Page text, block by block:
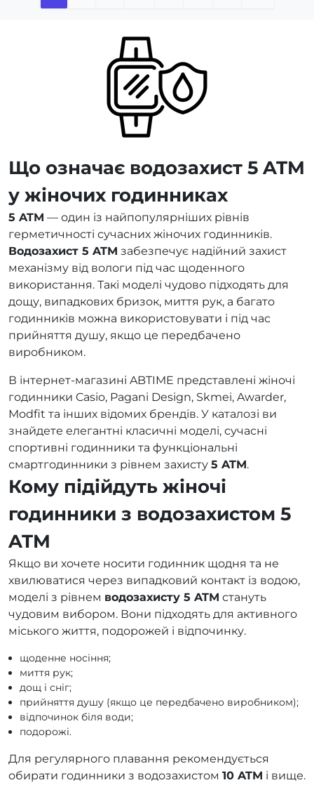
Що означає водозахист 5 ATM
у жіночих годинниках
5 ATM — один із найпопулярніших рівнів
герметичності сучасних жіночих годинників.
Водозахист 5 ATM забезпечує надійний захист
механізму від вологи під час щоденного
використання. Такі моделі чудово підходять для
дощу, випадкових бризок, миття рук, а багато
годинників можна використовувати і під час
прийняття душу, якщо це передбачено
виробником.
В інтернет-магазині ABTIME представлені жіночі
годинники Casio, Pagani Design, Skmei, Awarder,
Modfit та інших відомих брендів. У каталозі ви
знайдете елегантні класичні моделі, сучасні
спортивні годинники та функціональні
смартгодинники з рівнем захисту 5 ATM.
Кому підійдуть жіночі
годинники з водозахистом 5
ATM
Якщо ви хочете носити годинник щодня та не
хвилюватися через випадковий контакт із водою,
моделі з рівнем водозахисту 5 ATM стануть
чудовим вибором. Вони підходять для активного
міського життя, подорожей і відпочинку.
щоденне носіння;
миття рук;
дощ і сніг;
прийняття душу (якщо це передбачено виробником);
відпочинок біля води;
подорожі.
Для регулярного плавання рекомендується
обирати годинники з водозахистом 10 ATM і вище.